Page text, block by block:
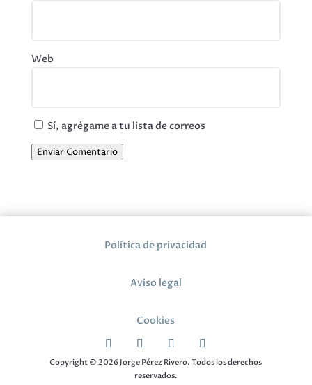
Web
Sí, agrégame a tu lista de correos
Enviar Comentario
Política de privacidad
Aviso legal
Cookies
Copyright © 2026 Jorge Pérez Rivero. Todos los derechos
reservados.